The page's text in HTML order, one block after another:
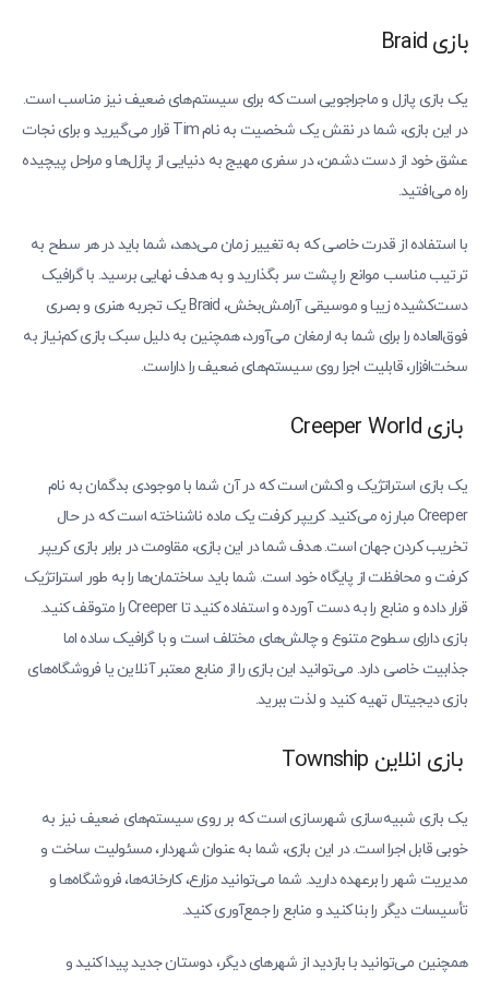
بازی Braid
یک بازی پازل و ماجراجویی است که برای سیستم‌های ضعیف نیز مناسب است.
در این بازی، شما در نقش یک شخصیت به نام Tim قرار می‌گیرید و برای نجات
عشق خود از دست دشمن، در سفری مهیج به دنیایی از پازل‌ها و مراحل پیچیده
راه می‌افتید.
با استفاده از قدرت خاصی که به تغییر زمان می‌دهد، شما باید در هر سطح به
ترتیب مناسب موانع را پشت سر بگذارید و به هدف نهایی برسید. با گرافیک
دست‌کشیده زیبا و موسیقی آرامش‌بخش، Braid یک تجربه هنری و بصری
فوق‌العاده را برای شما به ارمغان می‌آورد، همچنین به دلیل سبک بازی کم‌نیاز به
سخت‌افزار، قابلیت اجرا روی سیستم‌های ضعیف را داراست.
بازی Creeper World
یک بازی استراتژیک و اکشن است که در آن شما با موجودی بدگمان به نام
Creeper مبارزه می‌کنید. کریپر کرفت یک ماده ناشناخته است که در حال
تخریب کردن جهان است. هدف شما در این بازی، مقاومت در برابر بازی کریپر
کرفت و محافظت از پایگاه خود است. شما باید ساختمان‌ها را به طور استراتژیک
قرار داده و منابع را به دست آورده و استفاده کنید تا Creeper را متوقف کنید.
بازی دارای سطوح متنوع و چالش‌های مختلف است و با گرافیک ساده اما
جذابیت خاصی دارد. می‌توانید این بازی را از منابع معتبر آنلاین یا فروشگاه‌های
بازی دیجیتال تهیه کنید و لذت ببرید.
بازی انلاین Township
یک بازی شبیه‌سازی شهرسازی است که بر روی سیستم‌های ضعیف نیز به
خوبی قابل اجرا است. در این بازی، شما به عنوان شهردار، مسئولیت ساخت و
مدیریت شهر را برعهده دارید. شما می‌توانید مزارع، کارخانه‌ها، فروشگاه‌ها و
تأسیسات دیگر را بنا کنید و منابع را جمع‌آوری کنید.
همچنین می‌توانید با بازدید از شهرهای دیگر، دوستان جدید پیدا کنید و